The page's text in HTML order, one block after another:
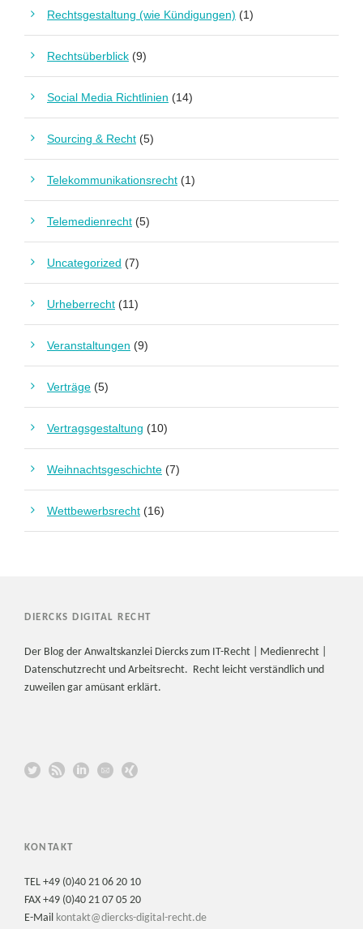
Rechtsgestaltung (wie Kündigungen) (1)
Rechtsüberblick (9)
Social Media Richtlinien (14)
Sourcing & Recht (5)
Telekommunikationsrecht (1)
Telemedienrecht (5)
Uncategorized (7)
Urheberrecht (11)
Veranstaltungen (9)
Verträge (5)
Vertragsgestaltung (10)
Weihnachtsgeschichte (7)
Wettbewerbsrecht (16)
DIERCKS DIGITAL RECHT
Der Blog der Anwaltskanzlei Diercks zum IT-Recht | Medienrecht |
Datenschutzrecht und Arbeitsrecht. Recht leicht verständlich und
zuweilen gar amüsant erklärt.
KONTAKT
TEL +49 (0)40 21 06 20 10
FAX +49 (0)40 21 07 05 20
E-Mail kontakt@diercks-digital-recht.de